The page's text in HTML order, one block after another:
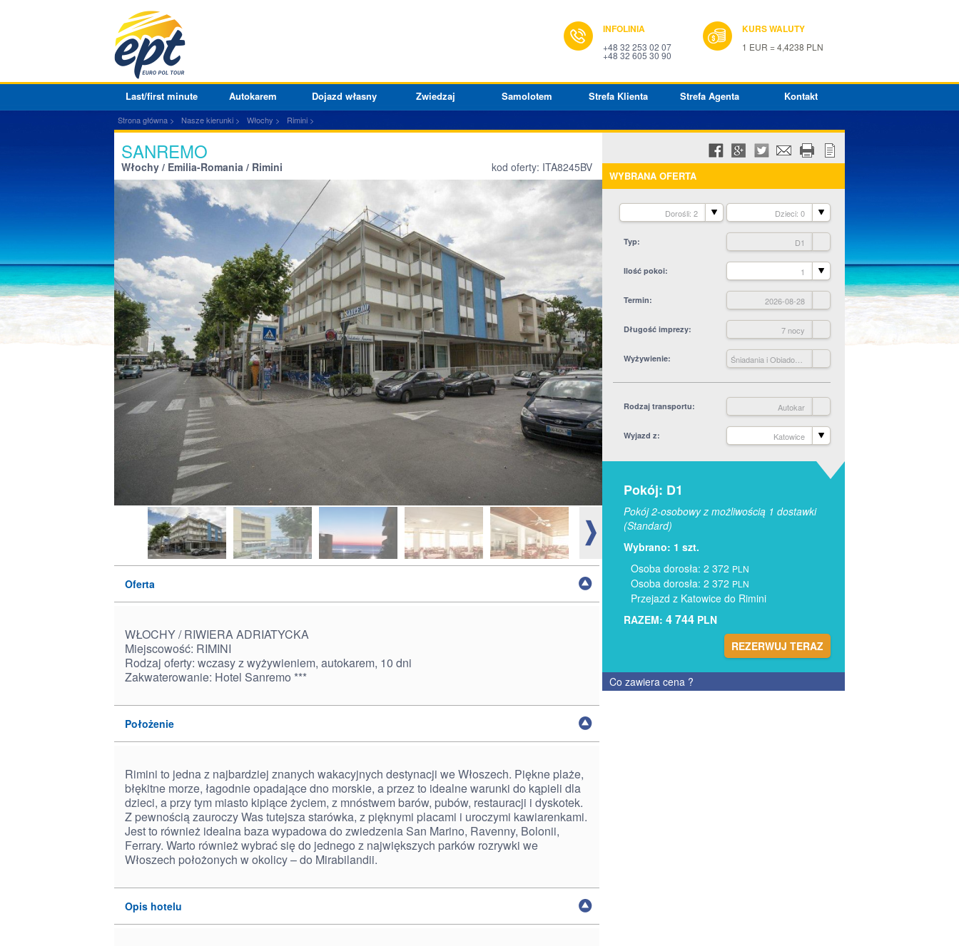
INFOLINIA
+48 32 253 02 07
+48 32 605 30 90
KURS WALUTY
1 EUR = 4,4238 PLN
Last/first minute Autokarem Dojazd własny Zwiedzaj Samolotem Strefa Klienta Strefa Agenta Kontakt
Strona główna Nasze kierunki Włochy Rimini
SANREMO
Włochy / Emilia-Romania / Rimini kod oferty: ITA8245BV
WYBRANA OFERTA
Dorośli: 2 Dzieci: 0
Typ D1
Ilość pokoi 1
Termin 2026-08-28
Długość imprezy 7 nocy
Wyżywienie
Rodzaj transportu Autokar
Wyjazd z Katowice
Pokój: D1
Pokój 2-osobowy z możliwością 1 dostawki
(Standard)
Wybrano: 1 szt.
Osoba dorosła: 2 372 PLN
Osoba dorosła: 2 372 PLN
Przejazd z Katowice do Rimini
RAZEM: 4 744 PLN
REZERWUJ TERAZ
Co zawiera cena ?
Oferta
WŁOCHY / RIWIERA ADRIATYCKA
Miejscowość: RIMINI
Rodzaj oferty: wczasy z wyżywieniem, autokarem, 10 dni
Zakwaterowanie: Hotel Sanremo ***
Położenie
Rimini to jedna z najbardziej znanych wakacyjnych destynacji we Włoszech. Piękne plaże,
błękitne morze, łagodnie opadające dno morskie, a przez to idealne warunki do kąpieli dla
dzieci, a przy tym miasto kipiące życiem, z mnóstwem barów, pubów, restauracji i dyskotek.
Z pewnością zauroczy Was tutejsza starówka, z pięknymi placami i uroczymi kawiarenkami.
Jest to również idealna baza wypadowa do zwiedzenia San Marino, Ravenny, Bolonii,
Ferrary. Warto również wybrać się do jednego z największych parków rozrywki we
Włoszech położonych w okolicy – do Mirabilandii.
Opis hotelu